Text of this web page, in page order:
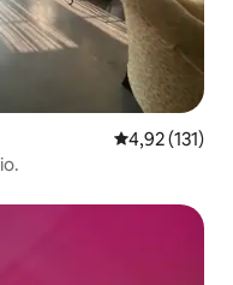
Calificación
4,92 (131)